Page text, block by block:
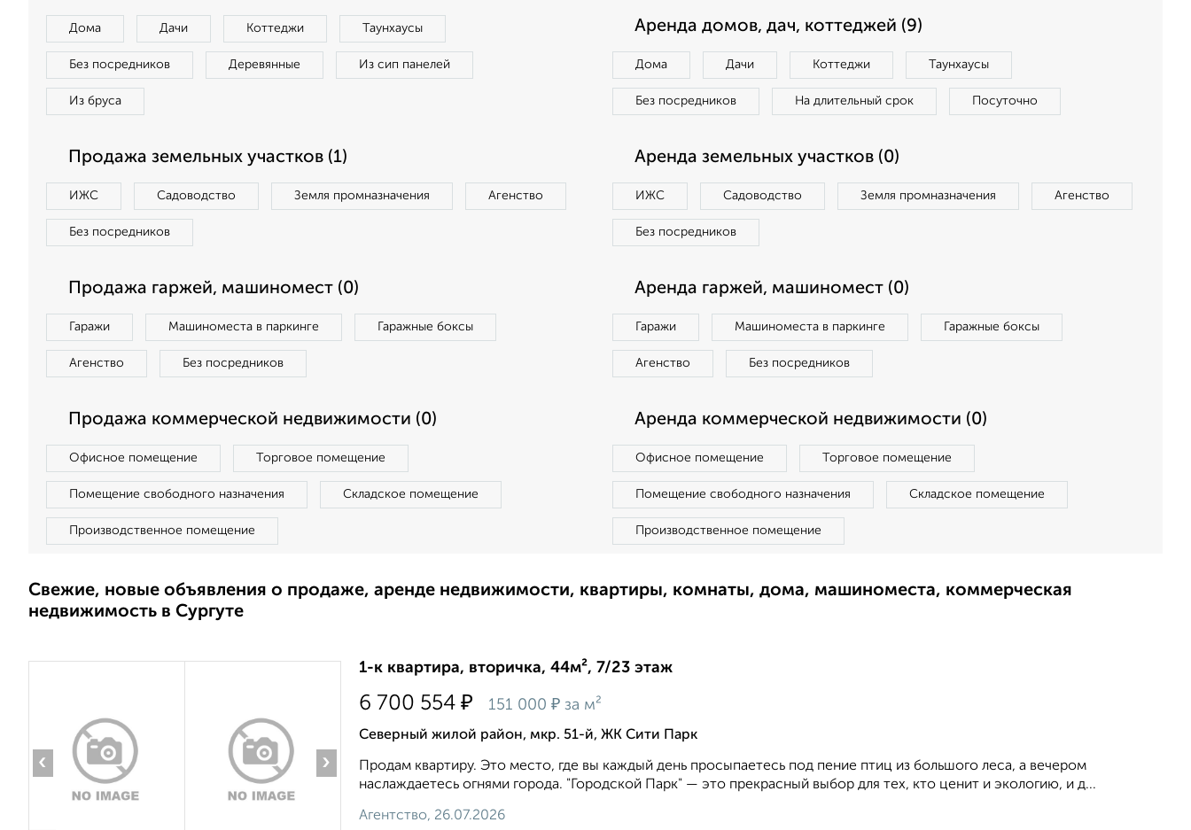
Дома Дачи Коттеджи Таунхаусы
Без посредников Деревянные Из сип панелей
Из бруса
Аренда домов, дач, коттеджей (9)
Дома Дачи Коттеджи Таунхаусы
Без посредников На длительный срок Посуточно
Продажа земельных участков (1)
ИЖС Садоводство Земля промназначения Агенство
Без посредников
Аренда земельных участков (0)
ИЖС Садоводство Земля промназначения Агенство
Без посредников
Продажа гаржей, машиномест (0)
Гаражи Машиноместа в паркинге Гаражные боксы
Агенство Без посредников
Аренда гаржей, машиномест (0)
Гаражи Машиноместа в паркинге Гаражные боксы
Агенство Без посредников
Продажа коммерческой недвижимости (0)
Офисное помещение Торговое помещение
Помещение свободного назначения Складское помещение
Производственное помещение
Аренда коммерческой недвижимости (0)
Офисное помещение Торговое помещение
Помещение свободного назначения Складское помещение
Производственное помещение
Свежие, новые объявления о продаже, аренде недвижимости, квартиры, комнаты, дома, машиноместа, коммерческая
недвижимость в Сургуте
‹ ›
1-к квартира, вторичка, 44м², 7/23 этаж
6 700 554 ₽ 151 000 ₽ за м²
Северный жилой район, мкр. 51-й, ЖК Сити Парк
Продам квартиру. Это место, где вы каждый день просыпаетесь под пение птиц из большого леса, а вечером
наслаждаетесь огнями города. "Городской Парк" — это прекрасный выбор для тех, кто ценит и экологию, и д...
Агентство, 26.07.2026